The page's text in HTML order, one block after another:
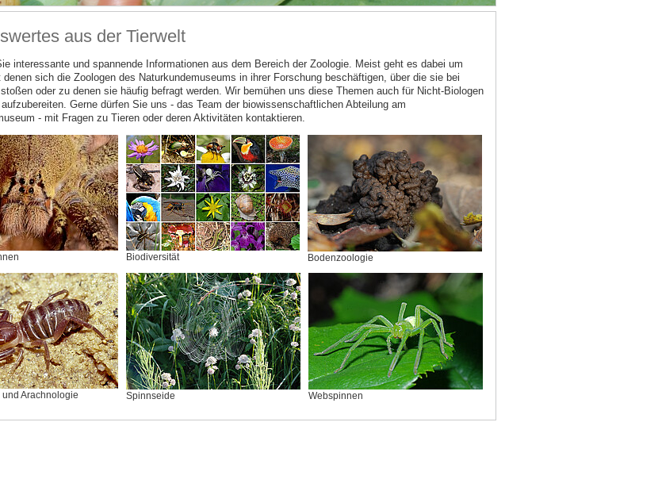
aus der Tierwelt
interessante und spannende Informationen aus dem Bereich der Zoologie. Meist geht es dabei um
denen sich die Zoologen des Naturkundemuseums in ihrer Forschung beschäftigen, über die sie bei
oder zu denen sie häufig befragt werden. Wir bemühen uns diese Themen auch für Nicht-Biologen
Gerne dürfen Sie uns - das Team der biowissenschaftlichen Abteilung am
- mit Fragen zu Tieren oder deren Aktivitäten kontaktieren.
Biodiversität Bodenzoologie
Arachnologie Spinnseide Webspinnen